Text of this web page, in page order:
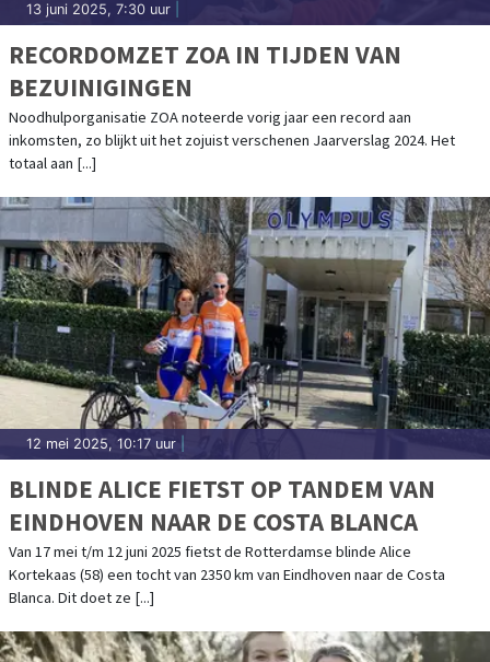
13 juni 2025, 7:30 uur
RECORDOMZET ZOA IN TIJDEN VAN
BEZUINIGINGEN
Noodhulporganisatie ZOA noteerde vorig jaar een record aan
inkomsten, zo blijkt uit het zojuist verschenen Jaarverslag 2024. Het
totaal aan [...]
12 mei 2025, 10:17 uur
BLINDE ALICE FIETST OP TANDEM VAN
EINDHOVEN NAAR DE COSTA BLANCA
Van 17 mei t/m 12 juni 2025 fietst de Rotterdamse blinde Alice
Kortekaas (58) een tocht van 2350 km van Eindhoven naar de Costa
Blanca. Dit doet ze [...]